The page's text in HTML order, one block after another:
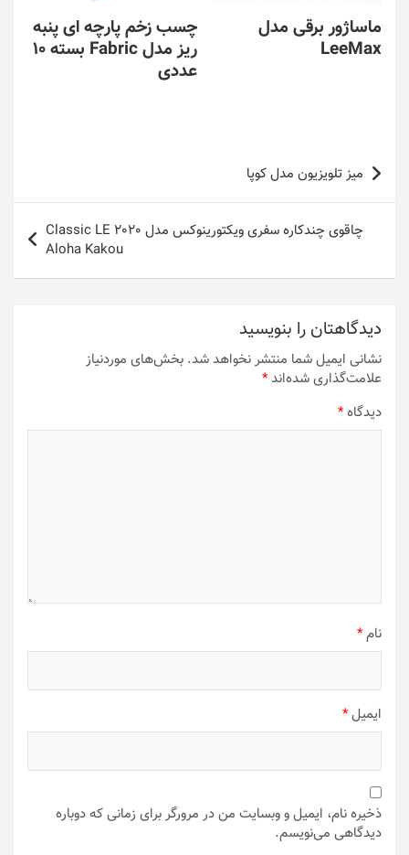
ماساژور برقی مدل
LeeMax
چسب زخم پارچه ای پنبه
ریز مدل Fabric بسته 10
عددی
راهبری
نوشتهمیز تلویزیون مدل کوپا
چاقوی چندکاره سفری ویکتورینوکس مدل 2020 Classic LE
Aloha Kakou
دیدگاهتان را بنویسید
نشانی ایمیل شما منتشر نخواهد شد. بخش‌های موردنیاز
علامت‌گذاری شده‌اند*
دیدگاه*
نام*
ایمیل*
ذخیره نام، ایمیل و وبسایت من در مرورگر برای زمانی که دوباره
دیدگاهی می‌نویسم.